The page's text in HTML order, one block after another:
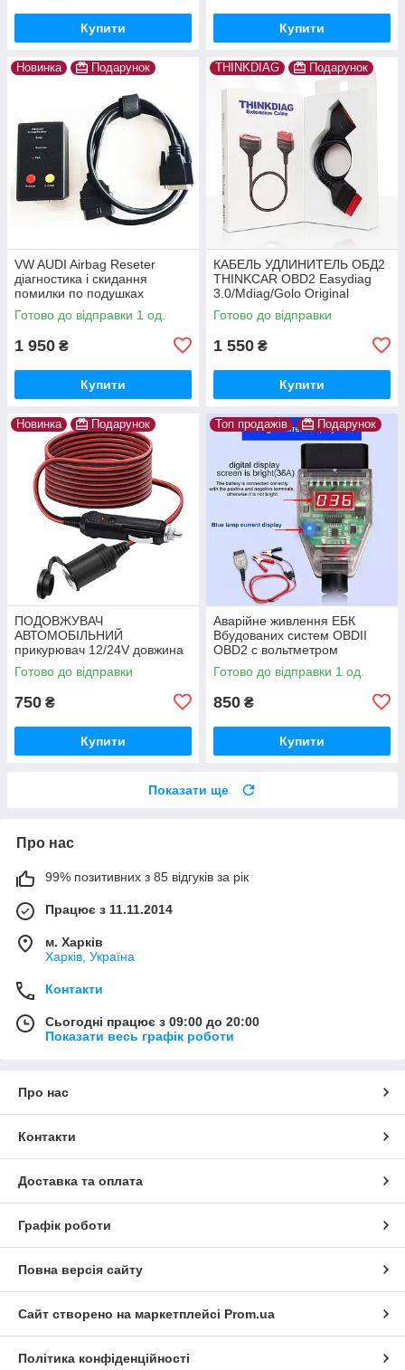
Купити Купити
Новинка Подарунок
VW AUDI Airbag Reseter
діагностика і скидання
помилки по подушках
безпеки
Готово до відправки 1 од.
1 950 ₴
Купити
THINKDIAG Подарунок
КАБЕЛЬ УДЛИНИТЕЛЬ ОБД2
THINKCAR OBD2 Easydiag
3.0/Mdiag/Golo Original
THINKDIAG
Готово до відправки
1 550 ₴
Купити
Новинка Подарунок
ПОДОВЖУВАЧ
АВТОМОБІЛЬНИЙ
прикурювач 12/24V довжина
3 метра
Готово до відправки
750 ₴
Купити
Топ продажів Подарунок
Аварійне живлення ЕБК
Вбудованих систем OBDII
OBD2 c вольтметром
Готово до відправки 1 од.
850 ₴
Купити
Показати ще
Про нас
99% позитивних з 85 відгуків за рік
Працює з 11.11.2014
м. Харків
Харків, Україна
Контакти
Сьогодні працює з 09:00 до 20:00
Показати весь графік роботи
Про нас
Контакти
Доставка та оплата
Графік роботи
Повна версія сайту
Сайт створено на маркетплейсі Prom.ua
Політика конфіденційності